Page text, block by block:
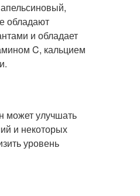
обладают
и обладает
C, кальцием
может улучшать
и некоторых
уровень